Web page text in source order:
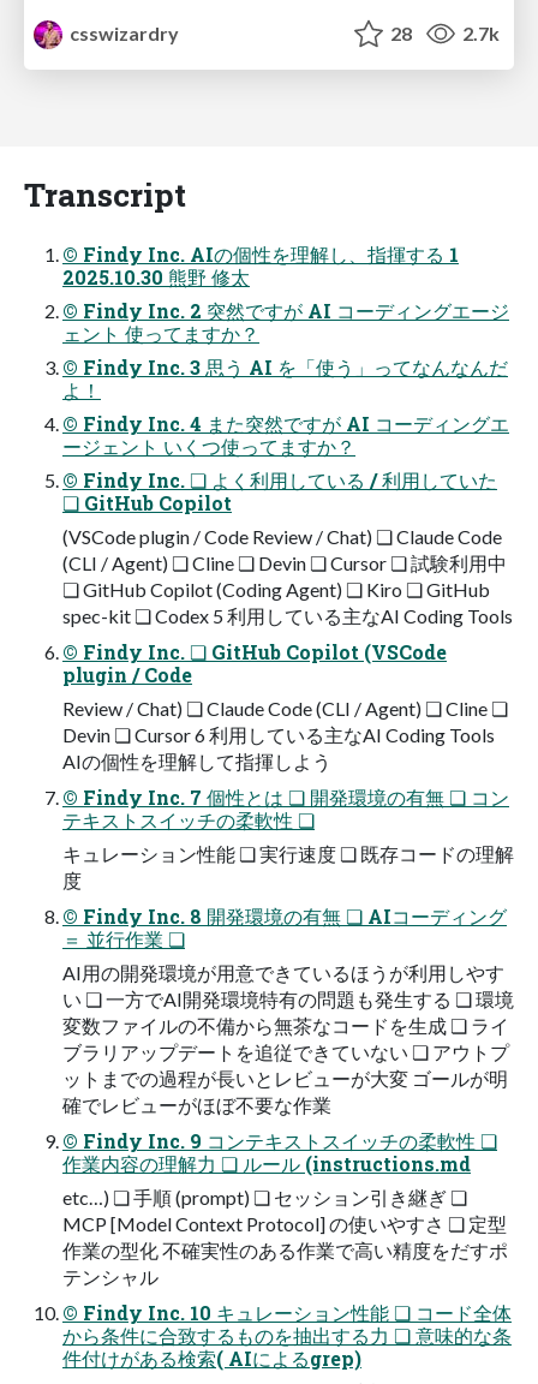
csswizardry
28 2.7k
Transcript
© Findy Inc. AIの個性を理解し、指揮する 1
2025.10.30 熊野 修太
© Findy Inc. 2 突然ですが AI コーディングエージ
ェント 使ってますか？
© Findy Inc. 3 思う AI を「使う」ってなんなんだ
よ！
© Findy Inc. 4 また突然ですが AI コーディングエ
ージェント いくつ使ってますか？
© Findy Inc. ❏ よく利⽤している / 利⽤していた
❏ GitHub Copilot
(VSCode plugin / Code Review / Chat) ❏ Claude Code
(CLI / Agent) ❏ Cline ❏ Devin ❏ Cursor ❏ 試験利⽤中
❏ GitHub Copilot (Coding Agent) ❏ Kiro ❏ GitHub
spec-kit ❏ Codex 5 利⽤している主なAI Coding Tools
© Findy Inc. ❏ GitHub Copilot (VSCode
plugin / Code
Review / Chat) ❏ Claude Code (CLI / Agent) ❏ Cline ❏
Devin ❏ Cursor 6 利⽤している主なAI Coding Tools
AIの個性を理解して指揮しよう
© Findy Inc. 7 個性とは ❏ 開発環境の有無 ❏ コン
テキストスイッチの柔軟性 ❏
キュレーション性能 ❏ 実⾏速度 ❏ 既存コードの理解
度
© Findy Inc. 8 開発環境の有無 ❏ AIコーディング
＝ 並⾏作業 ❏
AI⽤の開発環境が⽤意できているほうが利⽤しやす
い ❏ ⼀⽅でAI開発環境特有の問題も発⽣する ❏ 環境
変数ファイルの不備から無茶なコードを⽣成 ❏ ライ
ブラリアップデートを追従できていない ❏ アウトプ
ットまでの過程が⻑いとレビューが⼤変 ゴールが明
確でレビューがほぼ不要な作業
© Findy Inc. 9 コンテキストスイッチの柔軟性 ❏
作業内容の理解⼒ ❏ ルール (instructions.md
etc…) ❏ ⼿順 (prompt) ❏ セッション引き継ぎ ❏
MCP [Model Context Protocol] の使いやすさ ❏ 定型
作業の型化 不確実性のある作業で⾼い精度をだすポ
テンシャル
© Findy Inc. 10 キュレーション性能 ❏ コード全体
から条件に合致するものを抽出する⼒ ❏ 意味的な条
件付けがある検索( AIによるgrep)